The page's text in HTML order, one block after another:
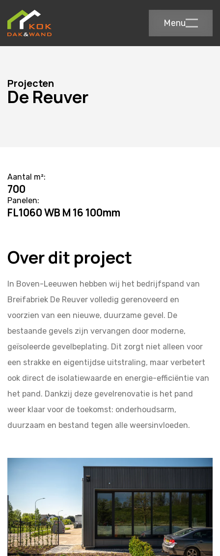
Menu
Projecten
De Reuver
Aantal m²:
700
Panelen:
FL1060 WB M 16 100mm
Over dit project
In Boven-Leeuwen hebben wij het bedrijfspand van
Breifabriek De Reuver volledig gerenoveerd en
voorzien van een nieuwe, duurzame gevel. De
bestaande gevels zijn vervangen door moderne,
geïsoleerde gevelbeplating. Dit zorgt niet alleen voor
een strakke en eigentijdse uitstraling, maar verbetert
ook direct de isolatiewaarde en energie-efficiëntie van
het pand. Dankzij deze gevelrenovatie is het pand
weer klaar voor de toekomst: onderhoudsarm,
duurzaam en bestand tegen alle weersinvloeden.